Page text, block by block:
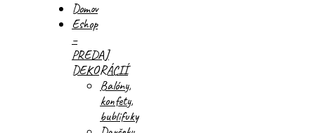
Domov
Eshop
–
PREDAJ
DEKORÁCIÍ
Balóny,
konfety,
bublifuky